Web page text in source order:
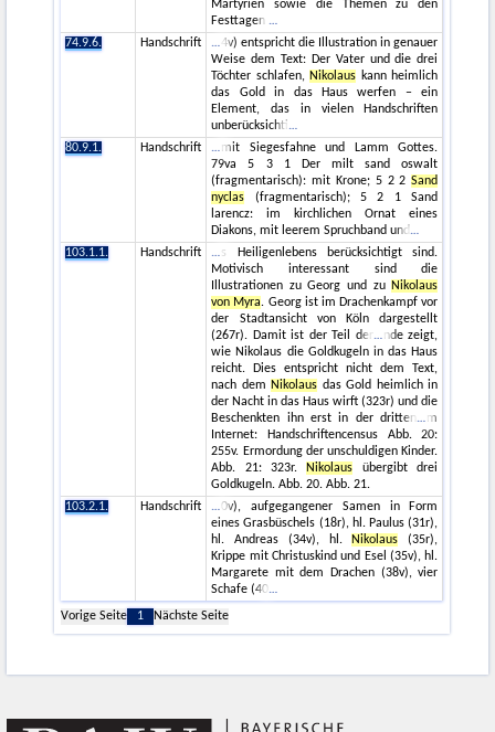
Martyrien sowie die Themen zu den
Festtagen
74.9.6.
Handschrift
4v) entspricht die Illustration in genauer
Weise dem Text: Der Vater und die drei
Töchter schlafen, Nikolaus kann heimlich
das Gold in das Haus werfen – ein
Element, das in vielen Handschriften
unberücksichti
80.9.1.
Handschrift
mit Siegesfahne und Lamm Gottes.
79va 5 3 1 Der milt sand oswalt
(fragmentarisch): mit Krone; 5 2 2Sand
nyclas (fragmentarisch); 5 2 1 Sand
larencz: im kirchlichen Ornat eines
Diakons, mit leerem Spruchband und
103.1.1.
Handschrift
s Heiligenlebens berücksichtigt sind.
Motivisch interessant sind die
Illustrationen zu Georg und zu Nikolaus
von Myra. Georg ist im Drachenkampf vor
der Stadtansicht von Köln dargestellt
(267r). Damit ist der Teil der
nde zeigt,
wie Nikolaus die Goldkugeln in das Haus
reicht. Dies entspricht nicht dem Text,
nach dem Nikolaus das Gold heimlich in
der Nacht in das Haus wirft (323r) und die
Beschenkten ihn erst in der dritten
m
Internet: Handschriftencensus Abb. 20:
255v. Ermordung der unschuldigen Kinder.
Abb. 21: 323r. Nikolaus übergibt drei
Goldkugeln. Abb. 20. Abb. 21.
103.2.1.
Handschrift
0v), aufgegangener Samen in Form
eines Grasbüschels (18r), hl. Paulus (31r),
hl. Andreas (34v), hl. Nikolaus (35r),
Krippe mit Christuskind und Esel (35v), hl.
Margarete mit dem Drachen (38v), vier
Schafe (40
Vorige Seite
1 Nächste Seite